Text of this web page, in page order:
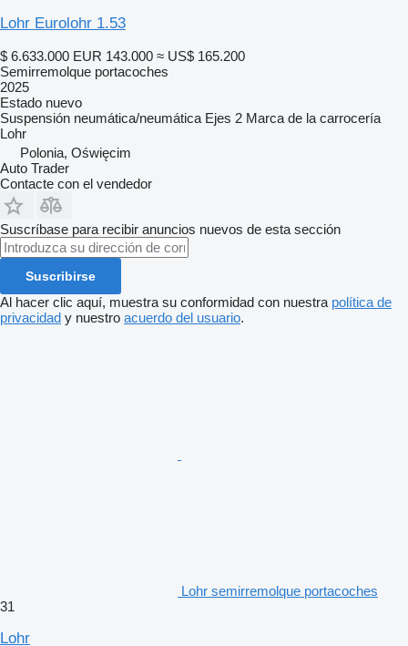
Lohr Eurolohr 1.53
$ 6.633.000 EUR 143.000 ≈ US$ 165.200
Semirremolque portacoches
2025
Estado nuevo
Suspensión neumática/neumática Ejes 2 Marca de la carrocería
Lohr
Polonia, Oświęcim
Auto Trader
Contacte con el vendedor
Suscríbase para recibir anuncios nuevos de esta sección
Suscribirse
Al hacer clic aquí, muestra su conformidad con nuestra política de
privacidad y nuestro acuerdo del usuario.
Lohr semirremolque portacoches
31
Lohr